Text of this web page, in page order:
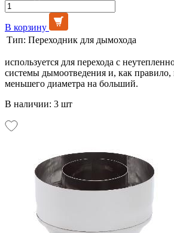
В корзину
Тип: Переходник для дымохода
используется для перехода с
системы дымоотведения и, как правило,
меньшего диаметра на больший.
В наличии: 3 шт